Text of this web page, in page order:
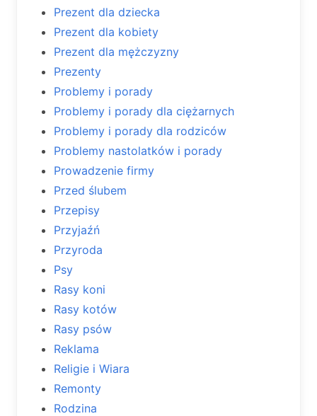
Prezent dla dziecka
Prezent dla kobiety
Prezent dla mężczyzny
Prezenty
Problemy i porady
Problemy i porady dla ciężarnych
Problemy i porady dla rodziców
Problemy nastolatków i porady
Prowadzenie firmy
Przed ślubem
Przepisy
Przyjaźń
Przyroda
Psy
Rasy koni
Rasy kotów
Rasy psów
Reklama
Religie i Wiara
Remonty
Rodzina